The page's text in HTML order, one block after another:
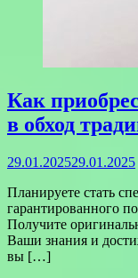
Как
в обход
29.01.202529.01.2025
Планируете стать
гарантированного
Получите
Ваши знания и
вы […]